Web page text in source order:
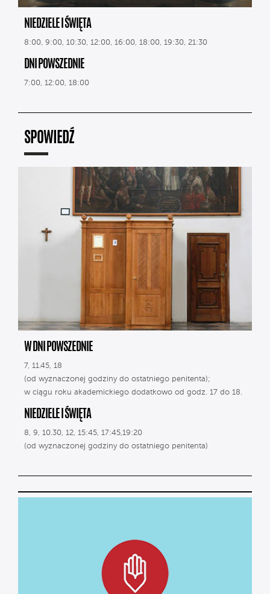
NIEDZIELE I ŚWIĘTA
8:00, 9:00, 10:30, 12:00, 16:00, 18:00, 19:30, 21:30
DNI POWSZEDNIE
7:00, 12:00, 18:00
SPOWIEDŹ
W DNI POWSZEDNIE
7, 11.45, 18
(od wyznaczonej godziny do ostatniego penitenta);
w ciągu roku akademickiego dodatkowo od godz. 17 do 18.
NIEDZIELE I ŚWIĘTA
8, 9, 10.30, 12, 15:45, 17:45,19:20
(od wyznaczonej godziny do ostatniego penitenta)